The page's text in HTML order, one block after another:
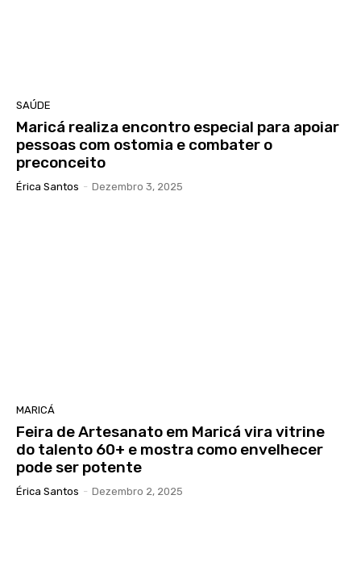
SAÚDE
Maricá realiza encontro especial para apoiar
pessoas com ostomia e combater o
preconceito
Érica Santos - Dezembro 3, 2025
MARICÁ
Feira de Artesanato em Maricá vira vitrine
do talento 60+ e mostra como envelhecer
pode ser potente
Érica Santos - Dezembro 2, 2025